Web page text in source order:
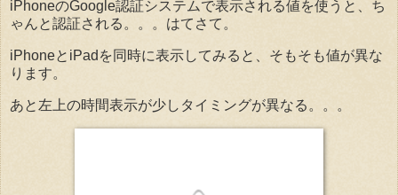
iPhoneのGoogle認証システムで表示される値を使うと、ち
ゃんと認証される。。。はてさて。
iPhoneとiPadを同時に表示してみると、そもそも値が異な
ります。
あと左上の時間表示が少しタイミングが異なる。。。